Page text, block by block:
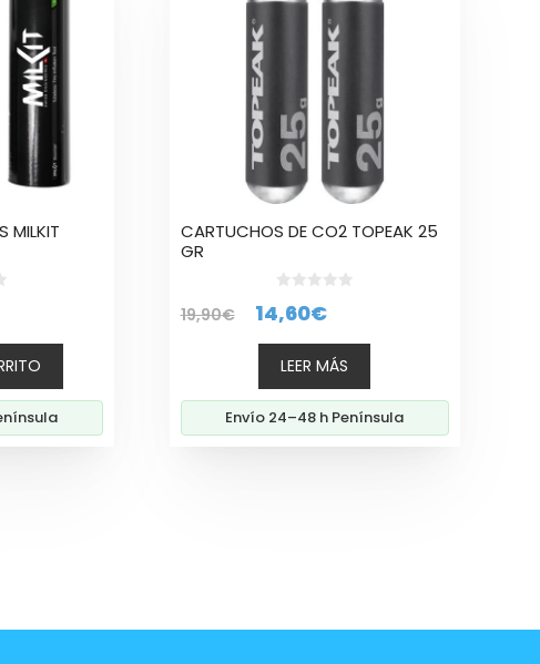
MILKIT
CARTUCHOS DE CO2 TOPEAK 25
GR
d
e
19,90€
El
precio
original
era:
19,90€.
14,60€El
precio
actual
es:
14,60€.
LEER MÁS
Envío 24–48 h Península